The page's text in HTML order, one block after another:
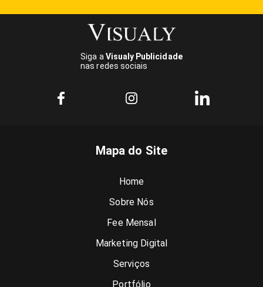
Siga a Visualy Publicidade
nas redes sociais
Mapa do Site
Home
Sobre Nós
Fee Mensal
Marketing Digital
Serviços
Portfólio